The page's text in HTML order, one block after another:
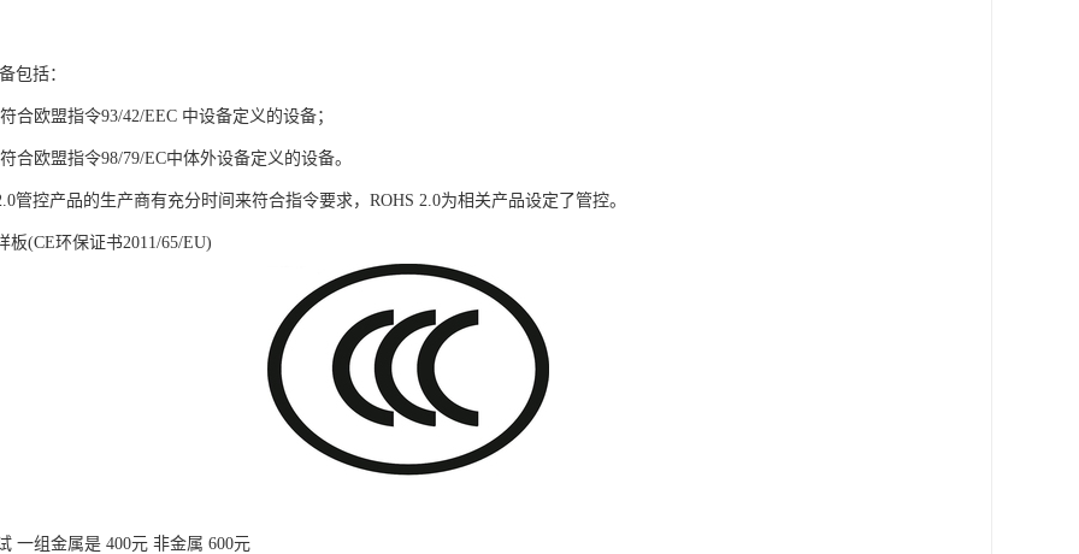
包括：
合欧盟指令93/42/EEC 中设备定义的设备；
合欧盟指令98/79/EC中体外设备定义的设备。
管控产品的生产商有充分时间来符合指令要求，ROHS 2.0为相关产品设定了管控。
板(CE环保证书2011/65/EU)
一组金属是 400元 非金属 600元